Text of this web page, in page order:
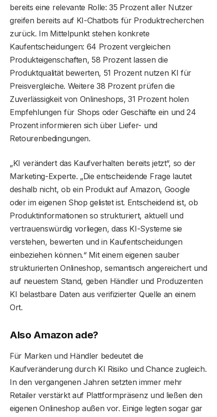
bereits eine relevante Rolle: 35 Prozent aller Nutzer
greifen bereits auf KI-Chatbots für Produktrecherchen
zurück. Im Mittelpunkt stehen konkrete
Kaufentscheidungen: 64 Prozent vergleichen
Produkteigenschaften, 58 Prozent lassen die
Produktqualität bewerten, 51 Prozent nutzen KI für
Preisvergleiche. Weitere 38 Prozent prüfen die
Zuverlässigkeit von Onlineshops, 31 Prozent holen
Empfehlungen für Shops oder Geschäfte ein und 24
Prozent informieren sich über Liefer- und
Retourenbedingungen.
„KI verändert das Kaufverhalten bereits jetzt“, so der
Marketing-Experte. „Die entscheidende Frage lautet
deshalb nicht, ob ein Produkt auf Amazon, Google
oder im eigenen Shop gelistet ist. Entscheidend ist, ob
Produktinformationen so strukturiert, aktuell und
vertrauenswürdig vorliegen, dass KI-Systeme sie
verstehen, bewerten und in Kaufentscheidungen
einbeziehen können.“ Mit einem eigenen sauber
strukturierten Onlineshop, semantisch angereichert und
auf neuestem Stand, geben Händler und Produzenten
KI belastbare Daten aus verifizierter Quelle an einem
Ort.
Also Amazon ade?
Für Marken und Händler bedeutet die
Kaufveränderung durch KI Risiko und Chance zugleich.
In den vergangenen Jahren setzten immer mehr
Retailer verstärkt auf Plattformpräsenz und ließen den
eigenen Onlineshop außen vor. Einige legten sogar gar